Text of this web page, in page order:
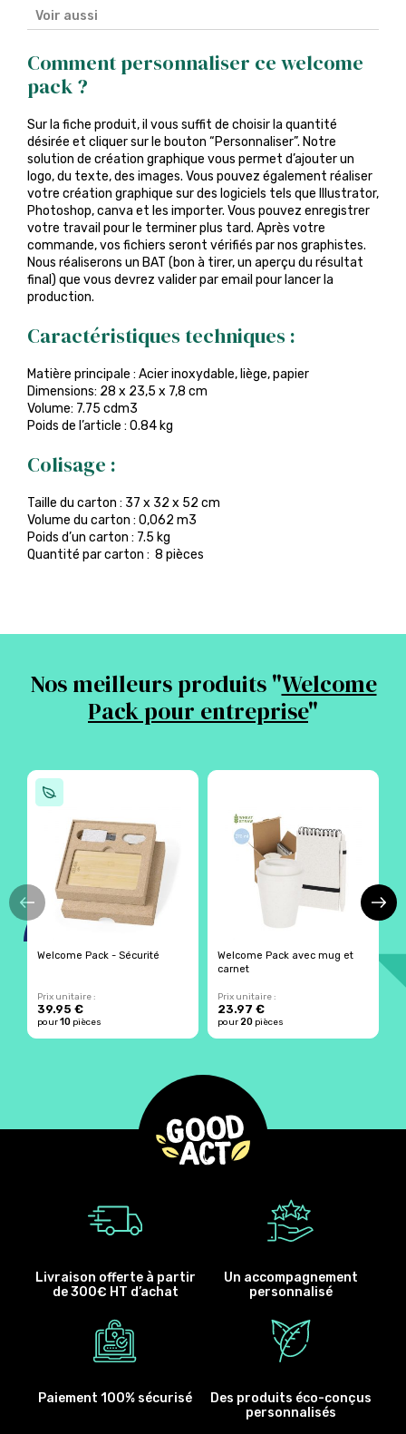
Voir aussi
Comment personnaliser ce welcome
pack ?
Sur la fiche produit, il vous suffit de choisir la quantité
désirée et cliquer sur le bouton “Personnaliser”. Notre
solution de création graphique vous permet d’ajouter un
logo, du texte, des images. Vous pouvez également réaliser
votre création graphique sur des logiciels tels que Illustrator,
Photoshop, canva et les importer. Vous pouvez enregistrer
votre travail pour le terminer plus tard. Après votre
commande, vos fichiers seront vérifiés par nos graphistes.
Nous réaliserons un BAT (bon à tirer, un aperçu du résultat
final) que vous devrez valider par email pour lancer la
production.
Caractéristiques techniques :
Matière principale : Acier inoxydable, liège, papier
Dimensions: 28 x 23,5 x 7,8 cm
Volume: 7.75 cdm3
Poids de l’article : 0.84 kg
Colisage :
Taille du carton : 37 x 32 x 52 cm
Volume du carton : 0,062 m3
Poids d’un carton : 7.5 kg
Quantité par carton : 8 pièces
Nos meilleurs produits "Welcome
Pack pour entreprise"
Welcome Pack - Sécurité
Prix unitaire :
39.95 €
pour10 pièces
Welcome Pack avec mug et
carnet
Prix unitaire :
23.97 €
pour20 pièces
Livraison offerte à partir
de 300€ HT d’achat
Un accompagnement
personnalisé
Paiement 100% sécurisé
Des produits éco-conçus
personnalisés